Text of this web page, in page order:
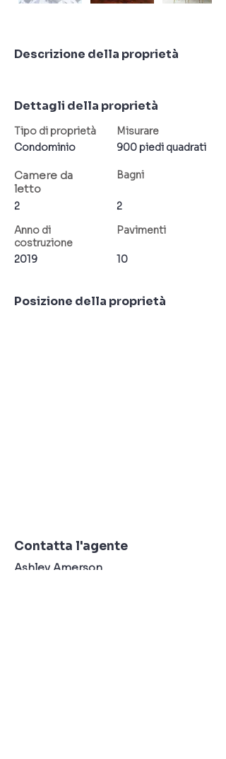
Descrizione della proprietà
Dettagli della proprietà
Tipo di proprietà
Condominio
Camere da
letto
2
Anno di
costruzione
2019
Misurare
900 piedi quadrati
Bagni
2
Pavimenti
10
Posizione della proprietà
Contatta l'agente
Ashley Amerson